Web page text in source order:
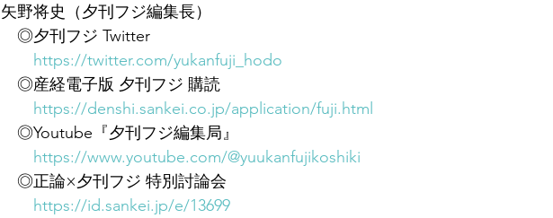
矢野将史（夕刊フジ編集長）
◎夕刊フジ Twitter
https://twitter.com/yukanfuji_hodo
◎産経電子版 夕刊フジ 購読
https://denshi.sankei.co.jp/application/fuji.html
◎Youtube『夕刊フジ編集局』
https://www.youtube.com/@yuukanfujikoshiki
◎正論×夕刊フジ 特別討論会
https://id.sankei.jp/e/13699